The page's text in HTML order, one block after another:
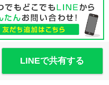
LINEで共有する